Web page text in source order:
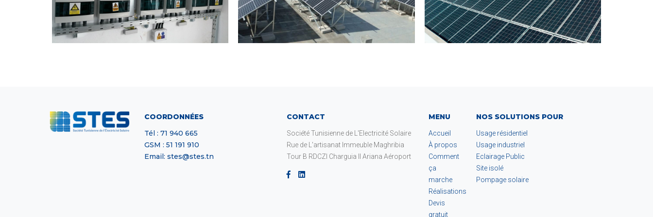
COORDONNÉES
Tél : 71 940 665
GSM : 51 191 910
Email: stes@stes.tn
CONTACT
Société Tunisienne de L'Electricité Solaire
Rue de L'artisanat Immeuble Maghribia
Tour B RDCZI Charguia II Ariana Aéroport
MENU
Accueil
À propos
Comment
ça
marche
Réalisations
Devis
gratuit
NOS SOLUTIONS POUR
Usage résidentiel
Usage industriel
Eclairage Public
Site isolé
Pompage solaire